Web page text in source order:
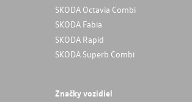
SKODA Octavia Combi
SKODA Fabia
SKODA Rapid
SKODA Superb Combi
Značky vozidiel